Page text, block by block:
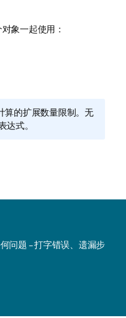
象一起使用：
算的扩展数量限制。无
达式。
问题 – 打字错误、遗漏步